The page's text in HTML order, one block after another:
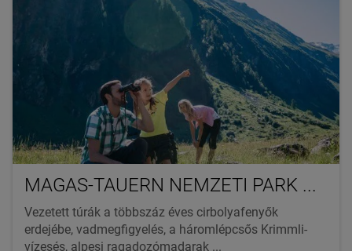
MAGAS-TAUERN NEMZETI PARK ...
Vezetett túrák a többszáz éves cirbolyafenyők
erdejébe, vadmegfigyelés, a háromlépcsős Krimmli-
vízesés, alpesi ragadozómadarak ...